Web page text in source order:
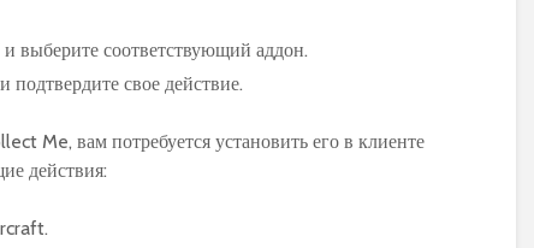
выберите соответствующий аддон.
свое действие.
Me, вам потребуется установить его в клиенте
действия: